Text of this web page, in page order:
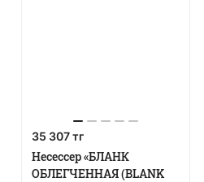
35 307 тг
Несессер «БЛАНК
ОБЛЕГЧЕННАЯ (BLANK